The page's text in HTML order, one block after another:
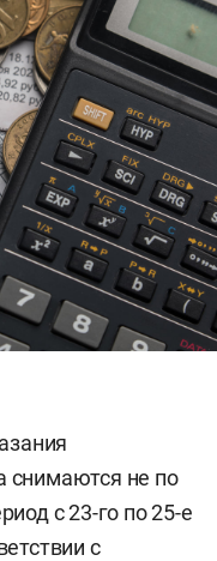
снимаются не по
с 23-го по 25-е
с